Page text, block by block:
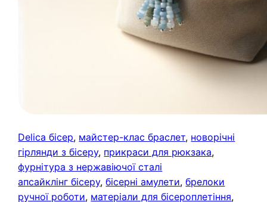
Delica бісер, майстер-клас браслет, новорічні
гірлянди з бісеру, прикраси для рюкзака
фурнітура з нержавіючої сталі
апсайклінг бісеру, бісерні амулети, брелоки
ручної роботи, матеріали для бісероплетіння